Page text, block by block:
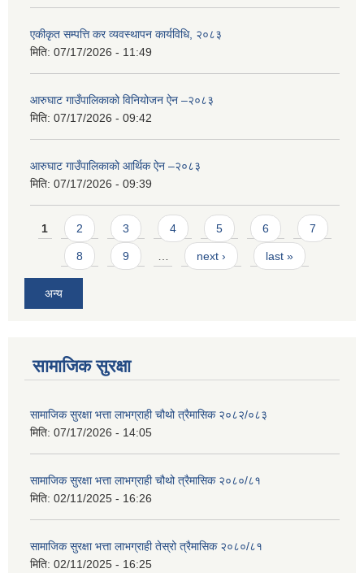
एकीकृत सम्पत्ति कर व्यवस्थापन कार्यविधि, २०८३
मिति: 07/17/2026 - 11:49
आरुघाट गाउँपालिकाको विनियोजन ऐन –२०८३
मिति: 07/17/2026 - 09:42
आरुघाट गाउँपालिकाको आर्थिक ऐन –२०८३
मिति: 07/17/2026 - 09:39
Pages
1 2 3 4 5 6 7
8 9 next › last »
अन्य
सामाजिक सुरक्षा
सामाजिक सुरक्षा भत्ता लाभग्राही चौथो त्रैमासिक २०८२/०८३
मिति: 07/17/2026 - 14:05
सामाजिक सुरक्षा भत्ता लाभग्राही चौथो त्रैमासिक २०८०/८१
मिति: 02/11/2025 - 16:26
सामाजिक सुरक्षा भत्ता लाभग्राही तेस्रो त्रैमासिक २०८०/८१
मिति: 02/11/2025 - 16:25